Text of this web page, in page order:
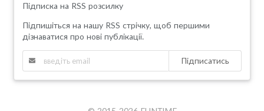
Підписка на RSS розсилку
Підпишіться на нашу RSS стрічку, щоб першими
дізнаватися про нові публікації.
Підписатись